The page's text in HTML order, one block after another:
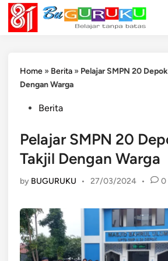
Skip
content
Home » Berita » Pelajar SMPN 20
Dengan Warga
PostedBerita
Pelajar SMPN 20
Takjil Dengan Warga
by BUGURUKU • 27/03/2024 • 0